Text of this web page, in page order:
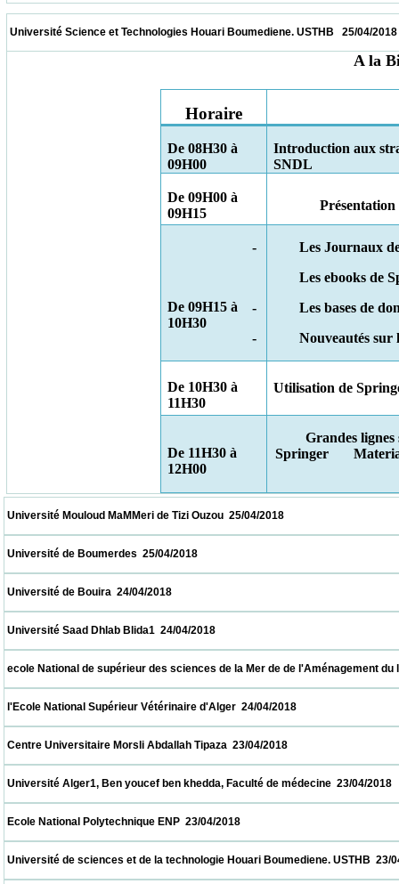
Université Science et Technologies Houari Boumediene. USTHB
A la
Horaire
De 08H30 à
09H00
Introduction aux
SNDL
De 09H00 à
09H15
De 09H15 à
10H30
-
Les Journaux
Les ebooks de
-
Les bases de
-
Nouveautés sur
De 10H30 à
11H30
Utilisation de
De 11H30 à
12H00
Grandes
Springer
Université Mouloud MaMMeri de Tizi Ouzou  25/04/2018
Université de Boumerdes  25/04/2018
Université de Bouira  24/04/2018
Université Saad Dhlab Blida1  24/04/2018
ecole National de supérieur des sciences de la Mer de de
l'Ecole National Supérieur Vétérinaire d'Alger  24/04/2018
Centre Universitaire Morsli Abdallah Tipaza  23/04/2018
Université Alger1, Ben youcef ben khedda, Faculté de médecine
Ecole National Polytechnique ENP  23/04/2018
Université de sciences et de la technologie Houari Boumediene.